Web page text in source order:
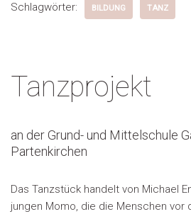
Schlagwörter: BILDUNG TANZ
Tanzprojekt
an der Grund- und Mittelschule
Partenkirchen
Das Tanzstück handelt von Michael
jungen Momo, die die Menschen vor